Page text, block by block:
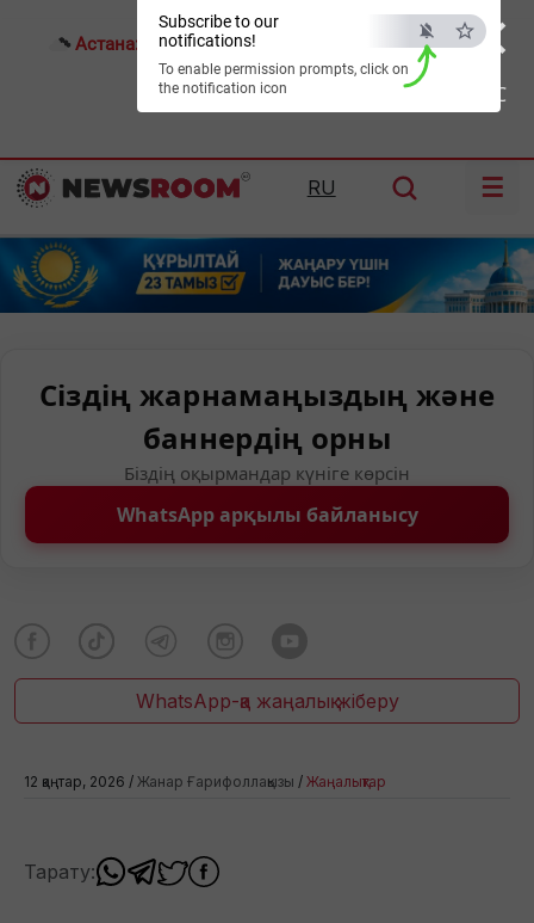
×
ESC
Subscribe to our
notifications!
To enable permission prompts, click on
the notification icon
Астана: 26°C Алматы: Шымкент:34°C
RU ☰
Сіздің жарнамаңыздың және
баннердің орны
Біздің оқырмандар күніге көрсін
WhatsApp арқылы байланысу
WhatsApp-қа жаңалық жіберу
12 қаңтар, 2026 / Жанар Ғарифоллақызы / Жаңалықтар
Тарату: